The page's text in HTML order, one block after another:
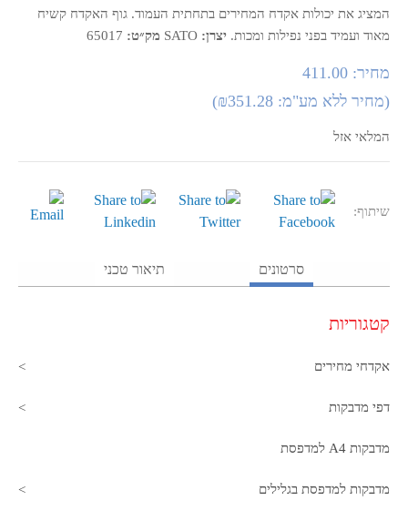
המציג את יכולות אקדח המחירים בתחתית העמוד. גוף האקדח קשיח
מאוד ועמיד בפני נפילות ומכות. יצרן: מק״ט:
מחיר: 411.00
(מחיר ללא מע"מ: ₪351.28
)
המלאי אזל
שיתוף:
סרטונים תיאור טכני
קטגוריות
אקדחי מחירים
דפי מדבקות
מדבקות A4 למדפסת
מדבקות למדפסת בגלילים